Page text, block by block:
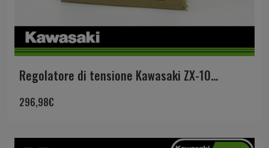
Regolatore di tensione Kawasaki ZX-10...
296,98€